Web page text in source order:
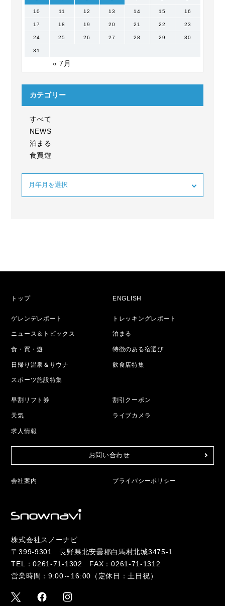
« 7月
10 11 12 13 14 15 16
17 18 19 20 21 22 23
24 25 26 27 28 29 30
31
カテゴリー
すべて
NEWS
泊まる
食買遊
トップ ENGLISH
ゲレンデレポート トレッキングレポート
ニュース＆トピックス 泊まる
食・買・遊 特徴のある宿選び
日帰り温泉＆サウナ 飲食店特集
スポーツ施設特集
早割リフト券 割引クーポン
天気 ライブカメラ
求人情報
お問い合わせ
会社案内 プライバシーポリシー
株式会社スノーナビ
〒399-9301 長野県北安曇郡白馬村北城3475-1
TEL：0261-71-1302
FAX：0261-71-1312
営業時間：9:00～16:00（定休日：土日祝）